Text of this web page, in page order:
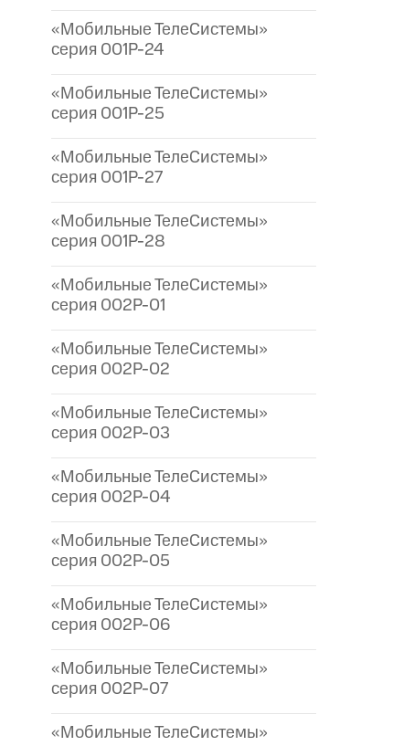
«Мобильные ТелеСистемы»
серия 001P-24
«Мобильные ТелеСистемы»
серия 001P-25
«Мобильные ТелеСистемы»
серия 001P-27
«Мобильные ТелеСистемы»
серия 001P-28
«Мобильные ТелеСистемы»
серия 002P-01
«Мобильные ТелеСистемы»
серия 002P-02
«Мобильные ТелеСистемы»
серия 002P-03
«Мобильные ТелеСистемы»
серия 002P-04
«Мобильные ТелеСистемы»
серия 002P-05
«Мобильные ТелеСистемы»
серия 002P-06
«Мобильные ТелеСистемы»
серия 002P-07
«Мобильные ТелеСистемы»